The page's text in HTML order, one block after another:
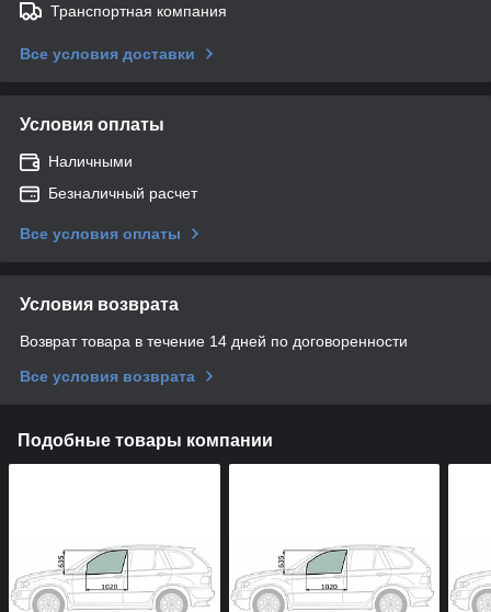
Транспортная компания
Все условия доставки
Условия оплаты
Наличными
Безналичный расчет
Все условия оплаты
Условия возврата
Возврат товара в течение 14 дней по договоренности
Все условия возврата
Подобные товары компании